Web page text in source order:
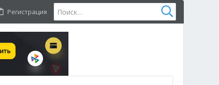
Регистрация